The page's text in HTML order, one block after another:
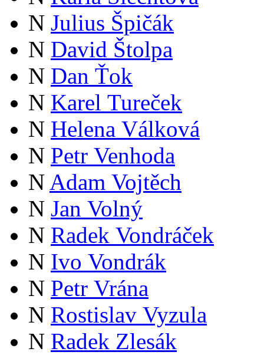
N Julius Špičák
N David Štolpa
N Dan Ťok
N Karel Tureček
N Helena Válková
N Petr Venhoda
N Adam Vojtěch
N Jan Volný
N Radek Vondráček
N Ivo Vondrák
N Petr Vrána
N Rostislav Vyzula
N Radek Zlesák